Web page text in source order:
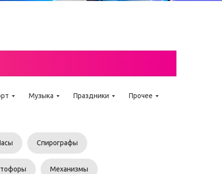
Музыка Праздники Прочее
Спирографы
Механизмы